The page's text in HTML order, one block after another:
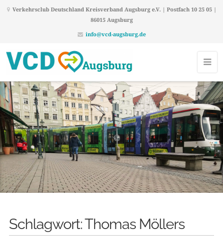
Verkehrsclub Deutschland Kreisverband Augsburg e.V. | Postfach 10 25 05 |
86015 Augsburg
info@vcd-augsburg.de
Schlagwort:Thomas Möllers